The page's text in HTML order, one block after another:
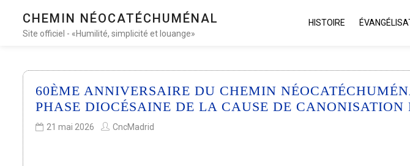
CHEMIN NÉOCATÉCHUMÉNAL
Site officiel - «Humilité, simplicité et louange»
HISTOIRE
60ÈME ANNIVERSAIRE DU CHEMIN
PHASE DIOCÉSAINE DE LA CAUSE DE
21 mai 2026 CncMadrid